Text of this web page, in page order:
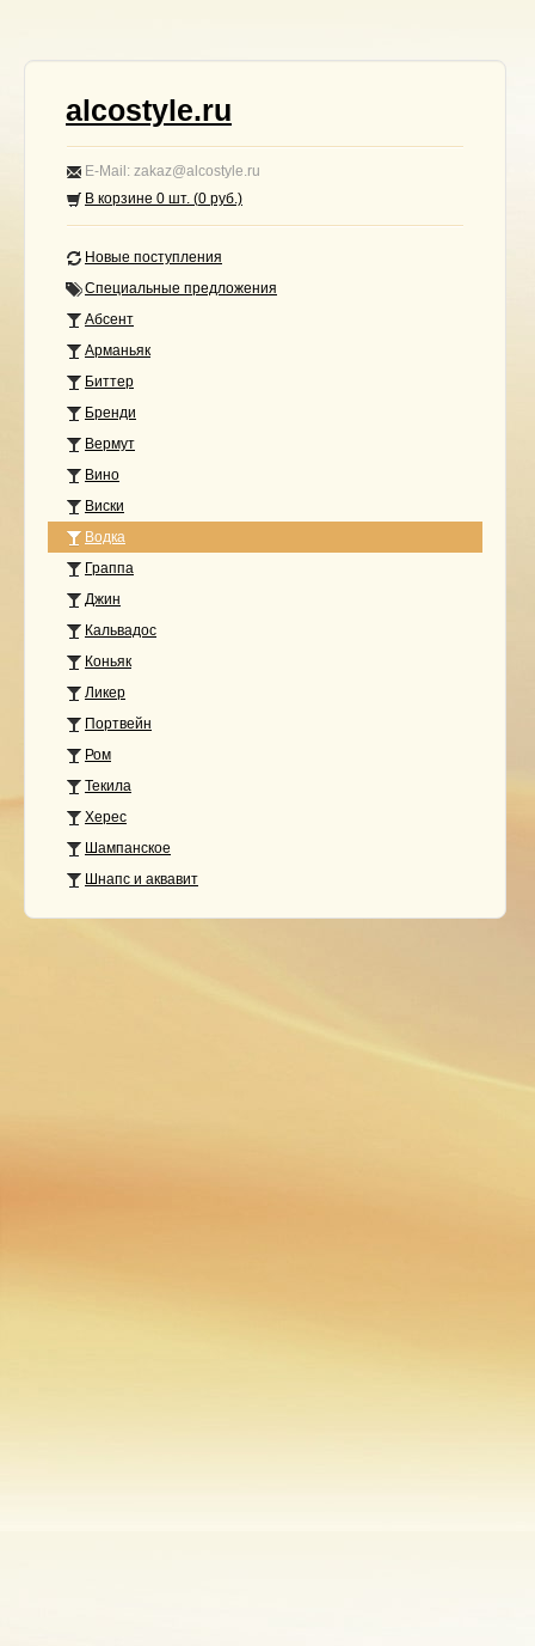
alcostyle.ru
E-Mail: zakaz@alcostyle.ru
В корзине 0 шт. (0 руб.)
Новые поступления
Специальные предложения
Абсент
Арманьяк
Биттер
Бренди
Вермут
Вино
Виски
Водка
Граппа
Джин
Кальвадос
Коньяк
Ликер
Портвейн
Ром
Текила
Херес
Шампанское
Шнапс и аквавит